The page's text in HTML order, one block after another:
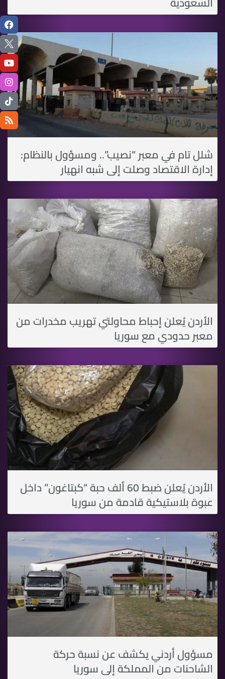
شلل تام في معبر “نصيب”.. ومسؤول بالنظام:
إدارة الاقتصاد وصلت إلى شبه انهيار
الأردن يُعلن إحباط محاولتي تهريب مخدرات من
معبر حدودي مع سوريا
الأردن يُعلن ضبط 60 ألف حبة “كبتاغون” داخل
عبوة بلاستيكية قادمة من سوريا
مسؤول أردني يكشف عن نسبة حركة
الشاحنات من المملكة إلى سوريا